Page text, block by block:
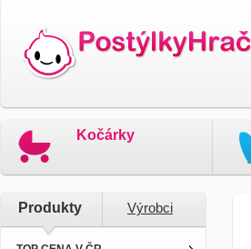
Kočárky
Produkty Výrobci